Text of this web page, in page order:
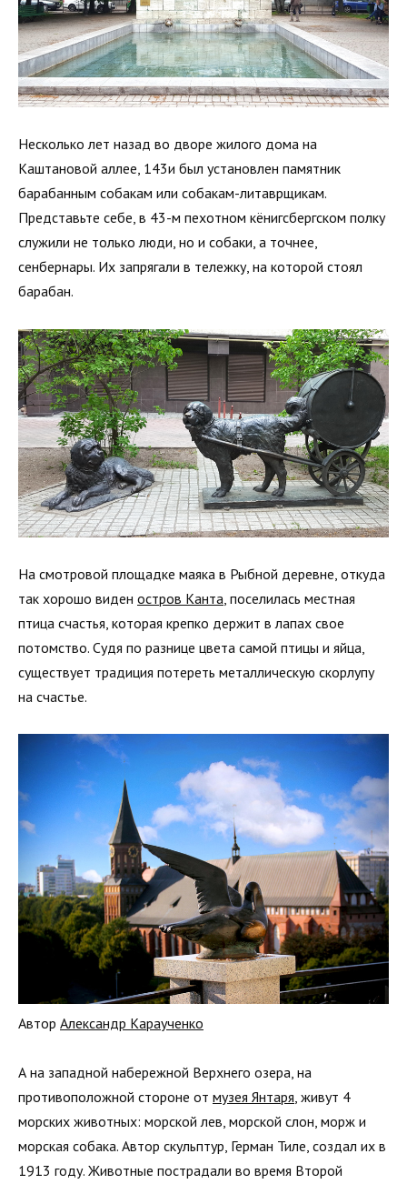
Несколько лет назад во дворе жилого дома на
Каштановой аллее, 143и был установлен памятник
барабанным собакам или собакам-литаврщикам.
Представьте себе, в 43-м пехотном кёнигсбергском полку
служили не только люди, но и собаки, а точнее,
сенбернары. Их запрягали в тележку, на которой стоял
барабан.
На смотровой площадке маяка в Рыбной деревне, откуда
так хорошо виден остров Канта, поселилась местная
птица счастья, которая крепко держит в лапах свое
потомство. Судя по разнице цвета самой птицы и яйца,
существует традиция потереть металлическую скорлупу
на счастье.
Автор Александр Караученко
А на западной набережной Верхнего озера, на
противоположной стороне от музея Янтаря , живут 4
морских животных: морской лев, морской слон, морж и
морская собака. Автор скульптур, Герман Тиле, создал их в
1913 году. Животные пострадали во время Второй